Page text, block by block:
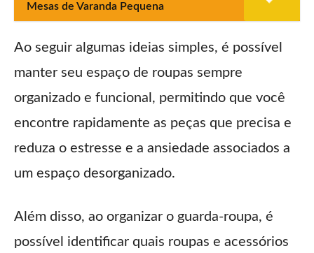
Mesas de Varanda Pequena
Ao seguir algumas ideias simples, é possível
manter seu espaço de roupas sempre
organizado e funcional, permitindo que você
encontre rapidamente as peças que precisa e
reduza o estresse e a ansiedade associados a
um espaço desorganizado.
Além disso, ao organizar o guarda-roupa, é
possível identificar quais roupas e acessórios